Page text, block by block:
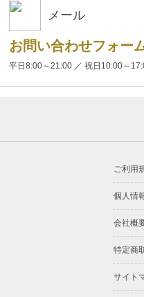
メール
お問い合わせフォー
平日8:00～21:00 ／ 祝日10:00～
ご利用
個人情
会社概
特定商
サイト